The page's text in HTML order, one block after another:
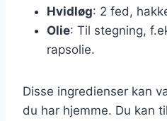
Hvidløg: 2 fed,
Olie: Til stegning,
rapsolie.
Disse ingredienser kan
du har hjemme. Du kan